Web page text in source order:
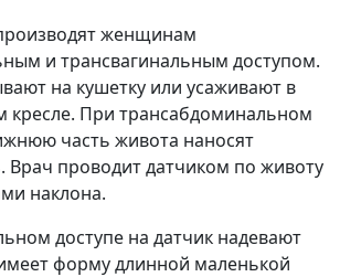
женщинам
и трансвагинальным доступом.
на кушетку или усаживают в
кресле. При трансабдоминальном
часть живота наносят
Врач проводит датчиком по животу
наклона.
доступе на датчик надевают
форму длинной маленькой